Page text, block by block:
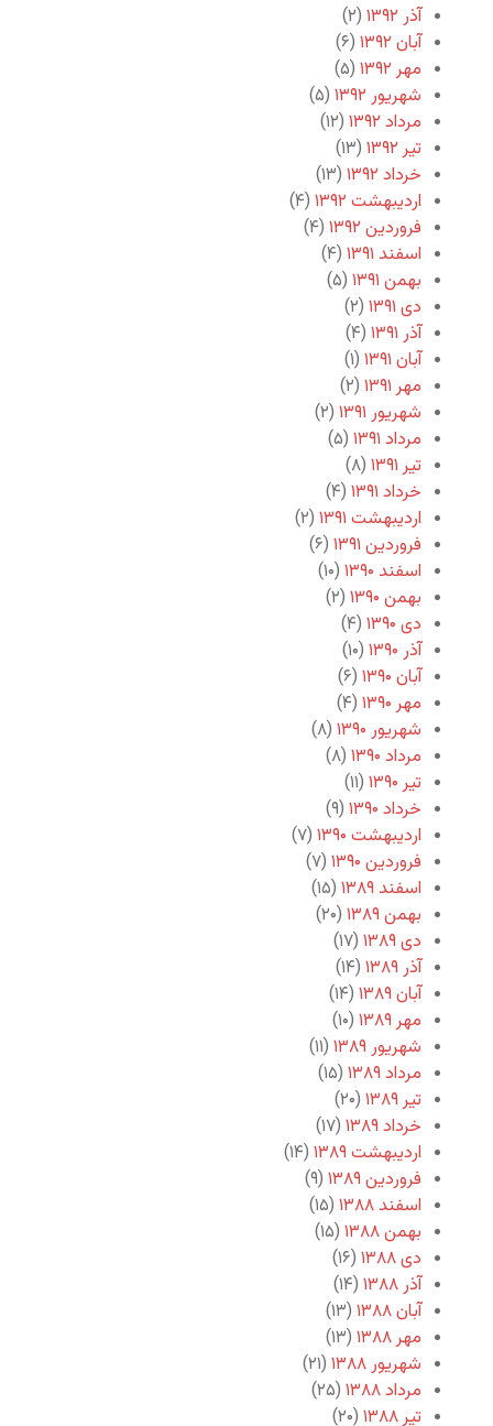
آذر ۱۳۹۲
(۲)
آبان ۱۳۹۲
(۶)
مهر ۱۳۹۲
(۵)
شهریور ۱۳۹۲
(۵)
مرداد ۱۳۹۲
(۱۲)
تیر ۱۳۹۲
(۱۳)
خرداد ۱۳۹۲
(۱۳)
اردیبهشت ۱۳۹۲
(۴)
فروردین ۱۳۹۲
(۴)
اسفند ۱۳۹۱
(۴)
بهمن ۱۳۹۱
(۵)
دی ۱۳۹۱
(۲)
آذر ۱۳۹۱
(۴)
آبان ۱۳۹۱
(۱)
مهر ۱۳۹۱
(۲)
شهریور ۱۳۹۱
(۲)
مرداد ۱۳۹۱
(۵)
تیر ۱۳۹۱
(۸)
خرداد ۱۳۹۱
(۴)
اردیبهشت ۱۳۹۱
(۲)
فروردین ۱۳۹۱
(۶)
اسفند ۱۳۹۰
(۱۰)
بهمن ۱۳۹۰
(۲)
دی ۱۳۹۰
(۴)
آذر ۱۳۹۰
(۱۰)
آبان ۱۳۹۰
(۶)
مهر ۱۳۹۰
(۴)
شهریور ۱۳۹۰
(۸)
مرداد ۱۳۹۰
(۸)
تیر ۱۳۹۰
(۱۱)
خرداد ۱۳۹۰
(۹)
اردیبهشت ۱۳۹۰
(۷)
فروردین ۱۳۹۰
(۷)
اسفند ۱۳۸۹
(۱۵)
بهمن ۱۳۸۹
(۲۰)
دی ۱۳۸۹
(۱۷)
آذر ۱۳۸۹
(۱۴)
آبان ۱۳۸۹
(۱۴)
مهر ۱۳۸۹
(۱۰)
شهریور ۱۳۸۹
(۱۱)
مرداد ۱۳۸۹
(۱۵)
تیر ۱۳۸۹
(۲۰)
خرداد ۱۳۸۹
(۱۷)
اردیبهشت ۱۳۸۹
(۱۴)
فروردین ۱۳۸۹
(۹)
اسفند ۱۳۸۸
(۱۵)
بهمن ۱۳۸۸
(۱۵)
دی ۱۳۸۸
(۱۶)
آذر ۱۳۸۸
(۱۴)
آبان ۱۳۸۸
(۱۳)
مهر ۱۳۸۸
(۱۳)
شهریور ۱۳۸۸
(۲۱)
مرداد ۱۳۸۸
(۲۵)
تیر ۱۳۸۸
(۲۰)